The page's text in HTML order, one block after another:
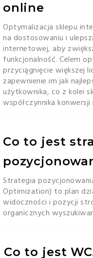
online
Optymalizacja sklepu
na dostosowaniu i
internetowej, aby
funkcjonalność. Celem
przyciągnięcie większej
zapewnienie im jak
użytkownika, co z kolei
współczynnika konwersji
Co to jest
Strategia
Optimization) to plan
widoczności i pozycji
organicznych
Co to jest